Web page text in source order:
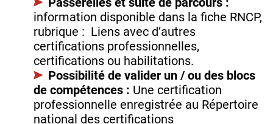
information disponible dans la fiche RNCP,
rubrique : Liens avec d’autres
certifications professionnelles,
certifications ou habilitations.
Possibilité de valider un / ou des blocs
de compétences : Une certification
professionnelle enregistrée au Répertoire
national des certifications